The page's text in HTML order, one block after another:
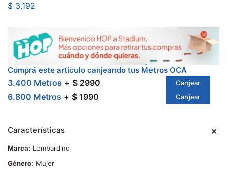
$ 3.192
Comprá este artículo canjeando tus Metros OCA
3.400 Metros $ 2990 Canjear
6.800 Metros $ 1990 Canjear
Características
Marca
Lombardino
Género
Mujer